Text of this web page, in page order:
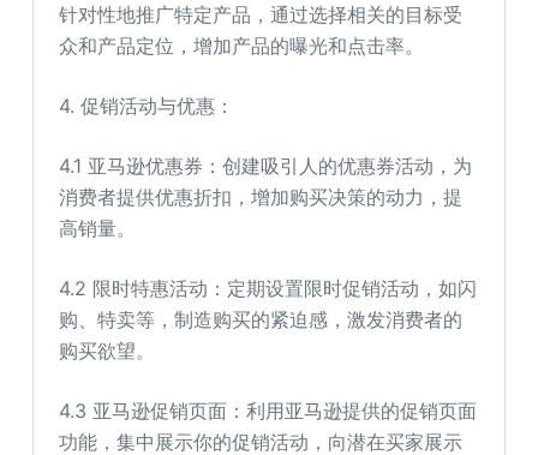
针对性地推广特定产品，通过选择相关的目标受
众和产品定位，增加产品的曝光和点击率。
4. 促销活动与优惠：
4.1 亚马逊优惠券：创建吸引人的优惠券活动，为
消费者提供优惠折扣，增加购买决策的动力，提
高销量。
4.2 限时特惠活动：定期设置限时促销活动，如闪
购、特卖等，制造购买的紧迫感，激发消费者的
购买欲望。
4.3 亚马逊促销页面：利用亚马逊提供的促销页面
功能，集中展示你的促销活动，向潜在买家展示